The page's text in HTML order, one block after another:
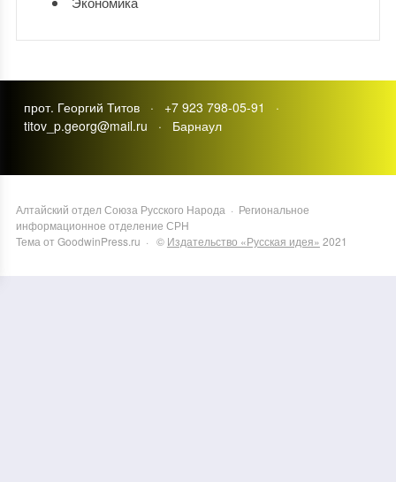
прот. Георгий Титов · +7 923 798-05-91 ·
titov_p.georg@mail.ru · Барнаул
Алтайский отдел Союза Русского Народа · Региональное
информационное отделение СРН
Тема от GoodwinPress.ru · © Издательство «Русская идея» 2021